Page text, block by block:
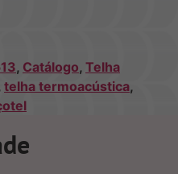
, Catálogo, Telha
telha termoacústica,